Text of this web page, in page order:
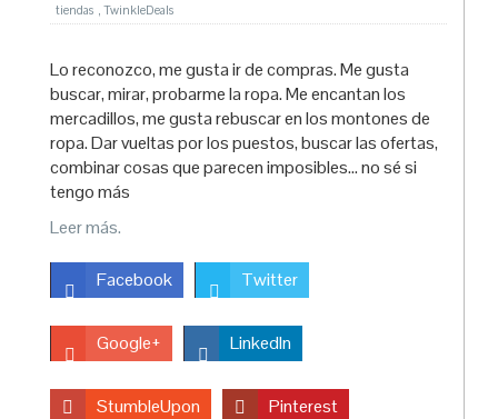
tiendas
TwinkleDeals
Lo reconozco, me gusta ir de compras. Me gusta
buscar, mirar, probarme la ropa. Me encantan los
mercadillos, me gusta rebuscar en los montones de
ropa. Dar vueltas por los puestos, buscar las ofertas,
combinar cosas que parecen imposibles… no sé si
tengo más
Leer más.
Facebook Twitter
Google+ LinkedIn
StumbleUpon Pinterest